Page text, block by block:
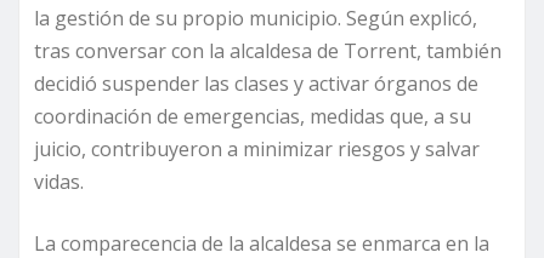
la gestión de su propio municipio. Según explicó,
tras conversar con la alcaldesa de Torrent, también
decidió suspender las clases y activar órganos de
coordinación de emergencias, medidas que, a su
juicio, contribuyeron a minimizar riesgos y salvar
vidas.
La comparecencia de la alcaldesa se enmarca en la